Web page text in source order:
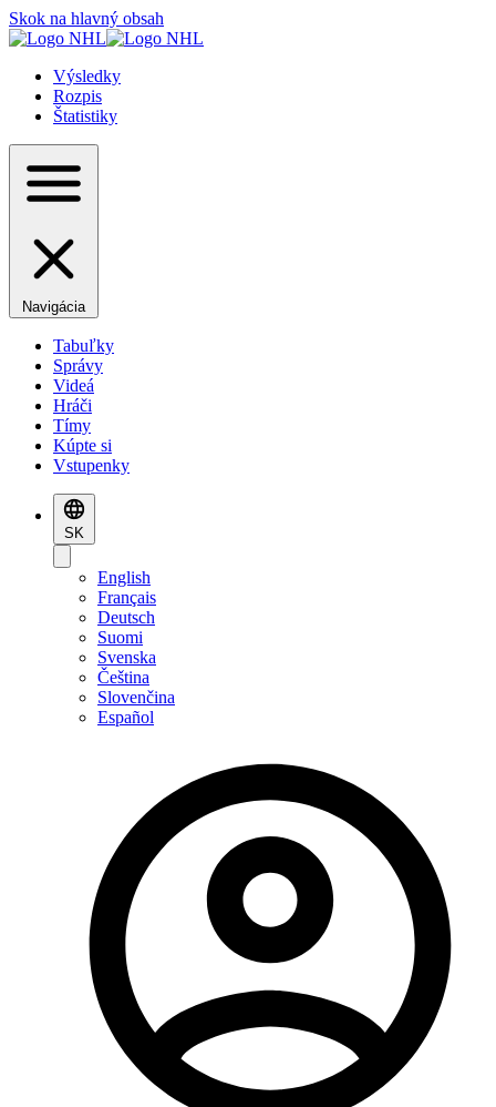
Skok na hlavný obsah
Výsledky
Rozpis
Štatistiky
Navigácia
Tabuľky
Správy
Videá
Hráči
Tímy
Kúpte si
Vstupenky
SK
English
Français
Deutsch
Suomi
Svenska
Čeština
Slovenčina
Español